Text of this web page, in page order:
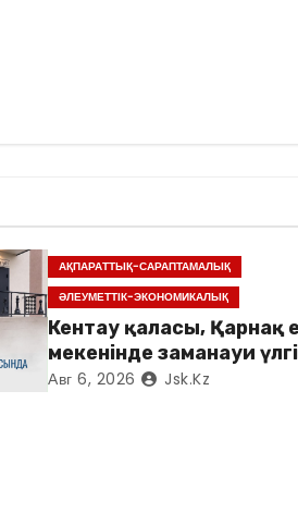
АҚПАРАТТЫҚ-САРАПТАМАЛЫҚ
ӘЛЕУМЕТТІК-ЭКОНОМИКАЛЫҚ
Кентау қаласы, Қарнақ
мекенінде заманауи
«Достық үйі» ашылды
Авг 6, 2026 Jsk.kz